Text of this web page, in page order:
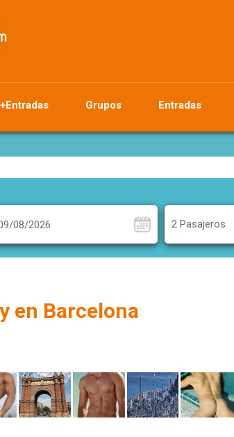
Grupos Entradas
2 Pasajeros
en Barcelona